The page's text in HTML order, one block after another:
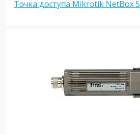
Точка доступа Mikrotik NetBox 5